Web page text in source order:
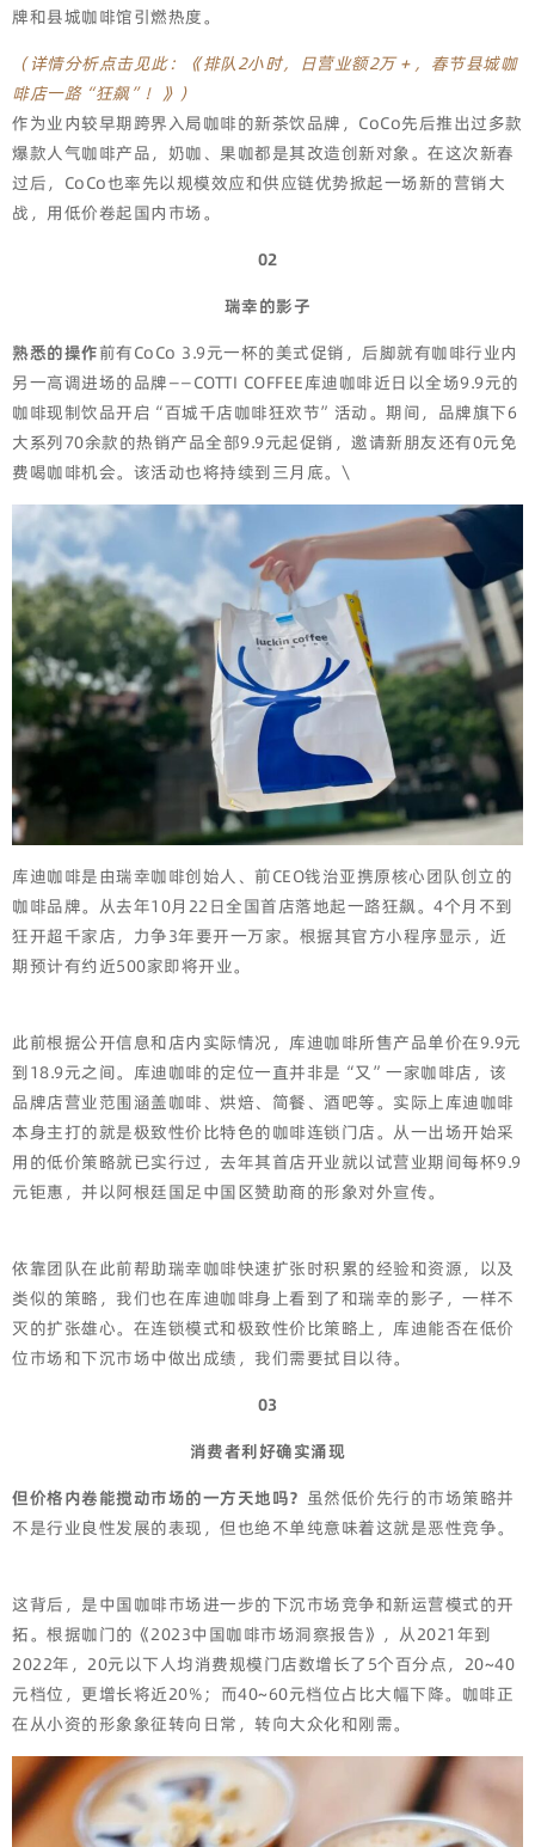
牌和县城咖啡馆引燃热度。
（详情分析点击见此：《排队2小时，日营业额2万＋，春节县城咖
啡店一路“狂飙”！》）
作为业内较早期跨界入局咖啡的新茶饮品牌，CoCo先后推出过多款
爆款人气咖啡产品，奶咖、果咖都是其改造创新对象。在这次新春
过后，CoCo也率先以规模效应和供应链优势掀起一场新的营销大
战，用低价卷起国内市场。
02
瑞幸的影子
熟悉的操作前有CoCo 3.9元一杯的美式促销，后脚就有咖啡行业内
另一高调进场的品牌——COTTI COFFEE库迪咖啡近日以全场9.9元的
咖啡现制饮品开启“百城千店咖啡狂欢节”活动。期间，品牌旗下6
大系列70余款的热销产品全部9.9元起促销，邀请新朋友还有0元免
费喝咖啡机会。该活动也将持续到三月底。\
库迪咖啡是由瑞幸咖啡创始人、前CEO钱治亚携原核心团队创立的
咖啡品牌。从去年10月22日全国首店落地起一路狂飙。4个月不到
狂开超千家店，力争3年要开一万家。根据其官方小程序显示，近
期预计有约近500家即将开业。
此前根据公开信息和店内实际情况，库迪咖啡所售产品单价在9.9元
到18.9元之间。库迪咖啡的定位一直并非是“又”一家咖啡店，该
品牌店营业范围涵盖咖啡、烘焙、简餐、酒吧等。实际上库迪咖啡
本身主打的就是极致性价比特色的咖啡连锁门店。从一出场开始采
用的低价策略就已实行过，去年其首店开业就以试营业期间每杯9.9
元钜惠，并以阿根廷国足中国区赞助商的形象对外宣传。
依靠团队在此前帮助瑞幸咖啡快速扩张时积累的经验和资源，以及
类似的策略，我们也在库迪咖啡身上看到了和瑞幸的影子，一样不
灭的扩张雄心。在连锁模式和极致性价比策略上，库迪能否在低价
位市场和下沉市场中做出成绩，我们需要拭目以待。
03
消费者利好确实涌现
但价格内卷能搅动市场的一方天地吗？ 虽然低价先行的市场策略并
不是行业良性发展的表现，但也绝不单纯意味着这就是恶性竞争。
这背后，是中国咖啡市场进一步的下沉市场竞争和新运营模式的开
拓。根据咖门的《2023中国咖啡市场洞察报告》，从2021年到
2022年，20元以下人均消费规模门店数增长了5个百分点，20~40
元档位，更增长将近20%；而40~60元档位占比大幅下降。咖啡正
在从小资的形象象征转向日常，转向大众化和刚需。